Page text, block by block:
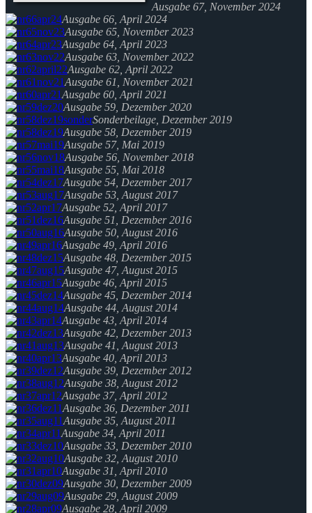
Ausgabe 67, November 2024
Ausgabe 66, April 2024
Ausgabe 65, November 2023
Ausgabe 64, April 2023
Ausgabe 63, November 2022
Ausgabe 62, April 2022
Ausgabe 61, November 2021
Ausgabe 60, April 2021
Ausgabe 59, Dezember 2020
Sonderbeilage, Dezember 2019
Ausgabe 58, Dezember 2019
Ausgabe 57, Mai 2019
Ausgabe 56, November 2018
Ausgabe 55, Mai 2018
Ausgabe 54, Dezember 2017
Ausgabe 53, August 2017
Ausgabe 52, April 2017
Ausgabe 51, Dezember 2016
Ausgabe 50, August 2016
Ausgabe 49, April 2016
Ausgabe 48, Dezember 2015
Ausgabe 47, August 2015
Ausgabe 46, April 2015
Ausgabe 45, Dezember 2014
Ausgabe 44, August 2014
Ausgabe 43, April 2014
Ausgabe 42, Dezember 2013
Ausgabe 41, August 2013
Ausgabe 40, April 2013
Ausgabe 39, Dezember 2012
Ausgabe 38, August 2012
Ausgabe 37, April 2012
Ausgabe 36, Dezember 2011
Ausgabe 35, August 2011
Ausgabe 34, April 2011
Ausgabe 33, Dezember 2010
Ausgabe 32, August 2010
Ausgabe 31, April 2010
Ausgabe 30, Dezember 2009
Ausgabe 29, August 2009
Ausgabe 28, April 2009